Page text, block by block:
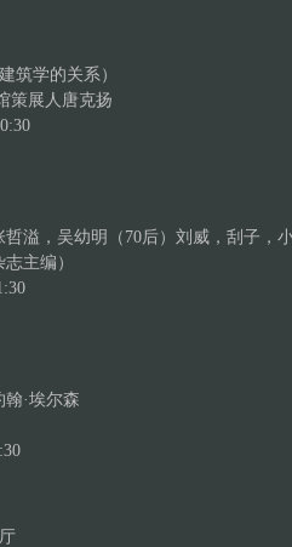
筑学的关系）
策展人唐克扬
溢，吴幼明（70后）刘威，刮子，
主编）
·埃尔森
报告厅